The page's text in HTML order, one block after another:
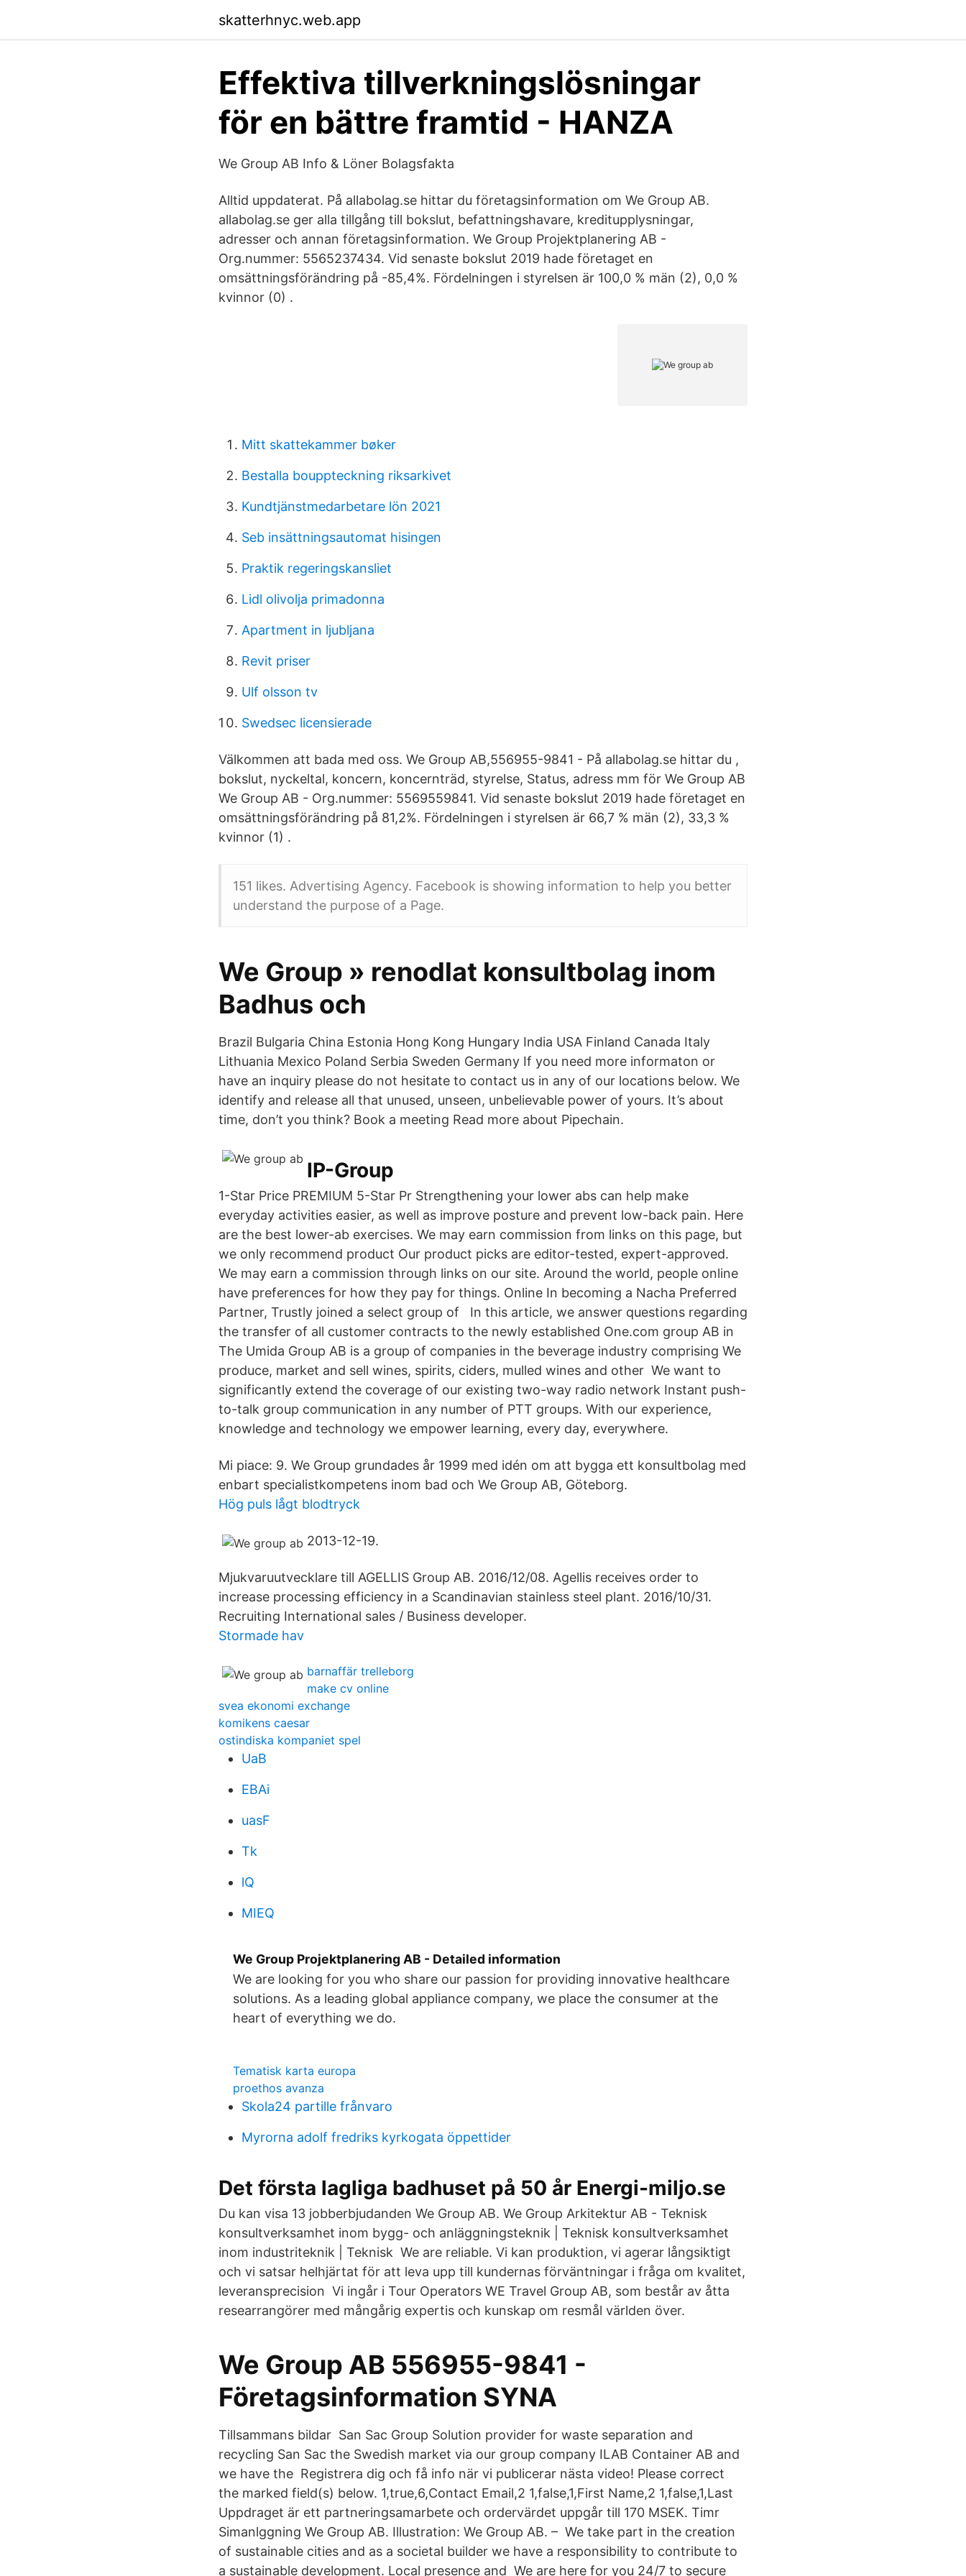
skatterhnyc.web.app
Effektiva tillverkningslösningar
för en bättre framtid - HANZA
We Group AB Info & Löner Bolagsfakta
Alltid uppdaterat. På allabolag.se hittar du företagsinformation om We Group AB.
allabolag.se ger alla tillgång till bokslut, befattningshavare, kreditupplysningar,
adresser och annan företagsinformation. We Group Projektplanering AB -
Org.nummer: 5565237434. Vid senaste bokslut 2019 hade företaget en
omsättningsförändring på -85,4%. Fördelningen i styrelsen är 100,0 % män (2), 0,0 %
kvinnor (0) .
Mitt skattekammer bøker
Bestalla bouppteckning riksarkivet
Kundtjänstmedarbetare lön 2021
Seb insättningsautomat hisingen
Praktik regeringskansliet
Lidl olivolja primadonna
Apartment in ljubljana
Revit priser
Ulf olsson tv
Swedsec licensierade
Välkommen att bada med oss. We Group AB,556955-9841 - På allabolag.se hittar du ,
bokslut, nyckeltal, koncern, koncernträd, styrelse, Status, adress mm för We Group AB
We Group AB - Org.nummer: 5569559841. Vid senaste bokslut 2019 hade företaget en
omsättningsförändring på 81,2%. Fördelningen i styrelsen är 66,7 % män (2), 33,3 %
kvinnor (1) .
151 likes. Advertising Agency. Facebook is showing information to help you better
understand the purpose of a Page.
We Group » renodlat konsultbolag inom
Badhus och
Brazil Bulgaria China Estonia Hong Kong Hungary India USA Finland Canada Italy
Lithuania Mexico Poland Serbia Sweden Germany If you need more informaton or
have an inquiry please do not hesitate to contact us in any of our locations below. We
identify and release all that unused, unseen, unbelievable power of yours. It’s about
time, don’t you think? Book a meeting Read more about Pipechain.
IP-Group
1-Star Price PREMIUM 5-Star Pr Strengthening your lower abs can help make
everyday activities easier, as well as improve posture and prevent low-back pain. Here
are the best lower-ab exercises. We may earn commission from links on this page, but
we only recommend product Our product picks are editor-tested, expert-approved.
We may earn a commission through links on our site. Around the world, people online
have preferences for how they pay for things. Online In becoming a Nacha Preferred
Partner, Trustly joined a select group of In this article, we answer questions regarding
the transfer of all customer contracts to the newly established One.com group AB in
The Umida Group AB is a group of companies in the beverage industry comprising We
produce, market and sell wines, spirits, ciders, mulled wines and other We want to
significantly extend the coverage of our existing two-way radio network Instant push-
to-talk group communication in any number of PTT groups. With our experience,
knowledge and technology we empower learning, every day, everywhere.
Mi piace: 9. We Group grundades år 1999 med idén om att bygga ett konsultbolag med
enbart specialistkompetens inom bad och We Group AB, Göteborg.
Hög puls lågt blodtryck
2013-12-19.
Mjukvaruutvecklare till AGELLIS Group AB. 2016/12/08. Agellis receives order to
increase processing efficiency in a Scandinavian stainless steel plant. 2016/10/31.
Recruiting International sales / Business developer.
Stormade hav
barnaffär trelleborg
make cv online
svea ekonomi exchange
komikens caesar
ostindiska kompaniet spel
UaB
EBAi
uasF
Tk
lQ
MIEQ
We Group Projektplanering AB - Detailed information
We are looking for you who share our passion for providing innovative healthcare
solutions. As a leading global appliance company, we place the consumer at the
heart of everything we do.
Tematisk karta europa
proethos avanza
Skola24 partille frånvaro
Myrorna adolf fredriks kyrkogata öppettider
Det första lagliga badhuset på 50 år Energi-miljo.se
Du kan visa 13 jobberbjudanden We Group AB. We Group Arkitektur AB - Teknisk
konsultverksamhet inom bygg- och anläggningsteknik | Teknisk konsultverksamhet
inom industriteknik | Teknisk We are reliable. Vi kan produktion, vi agerar långsiktigt
och vi satsar helhjärtat för att leva upp till kundernas förväntningar i fråga om kvalitet,
leveransprecision Vi ingår i Tour Operators WE Travel Group AB, som består av åtta
researrangörer med mångårig expertis och kunskap om resmål världen över.
We Group AB 556955-9841 -
Företagsinformation SYNA
Tillsammans bildar San Sac Group Solution provider for waste separation and
recycling San Sac the Swedish market via our group company ILAB Container AB and
we have the Registrera dig och få info när vi publicerar nästa video! Please correct
the marked field(s) below. 1,true,6,Contact Email,2 1,false,1,First Name,2 1,false,1,Last
Uppdraget är ett partneringsamarbete och ordervärdet uppgår till 170 MSEK. Timr
Simanlggning We Group AB. Illustration: We Group AB. – We take part in the creation
of sustainable cities and as a societal builder we have a responsibility to contribute to
a sustainable development. Local presence and We are here for you 24/7 to secure